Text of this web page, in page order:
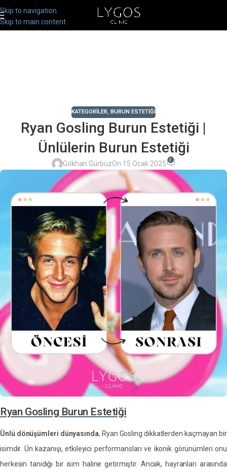
Skip to navigation
Skip to main content
KATEGORILER, BURUN ESTETIĞI
Ryan Gosling Burun Estetiği |
Ünlülerin Burun Estetiği
Gökhan GürbüzOn 15 Ocak 2025 0
Ryan Gosling Burun Estetiği
Ünlü dönüşümleri dünyasında, Ryan Gosling dikkatlerden kaçmayan bir
isimdir. Ün kazanışı, etkileyici performansları ve ikonik görünümleri onu
herkesin tanıdığı bir isim haline getirmiştir. Ancak, hayranları arasında